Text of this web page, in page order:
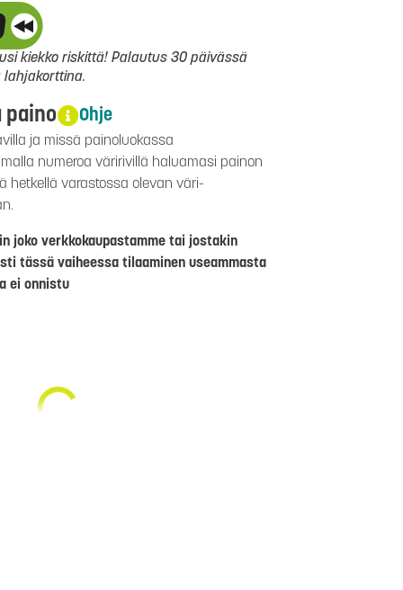
kiekko riskittä! Palautus 30 päivässä
paino Ohje
ja missä painoluokassa
numeroa väririvillä haluamasi painon
hetkellä varastossa olevan väri-
joko verkkokaupastamme tai jostakin
tässä vaiheessa tilaaminen useammasta
ei onnistu